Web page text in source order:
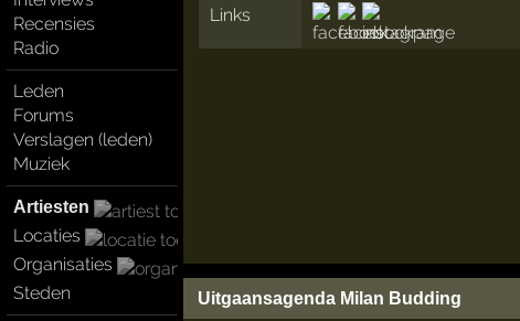
Recensies
Radio
Leden
Forums
Verslagen (leden)
Muziek
Artiesten
Locaties
Organisaties
Steden
Links
Uitgaansagenda Milan Budding